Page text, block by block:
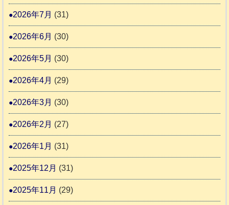
さ
記
4
ト
預
支
ま
2026年7月 (31)
2026年6月 (30)
2026年5月 (30)
2026年4月 (29)
2026年3月 (30)
2026年2月 (27)
2026年1月 (31)
2025年12月 (31)
2025年11月 (29)